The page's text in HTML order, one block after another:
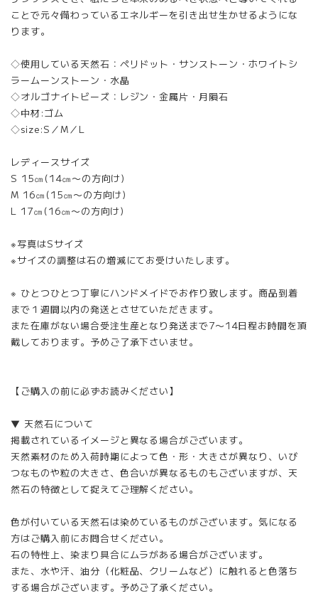
ことで元々備わっているエネルギーを引き出せ生かせるようにな
ります。
◇使用している天然石：ペリドット・サンストーン・ホワイトシ
ラームーンストーン・水晶
◇オルゴナイトビーズ：レジン・金属片・月隕石
◇中材:ゴム
◇size:S／M／L
レディースサイズ
S 15㎝(14㎝〜の方向け)
M 16㎝(15㎝〜の方向け)
L 17㎝(16㎝〜の方向け)
※写真はSサイズ
※サイズの調整は石の増減にてお受けいたします。
※ ひとつひとつ丁寧にハンドメイドでお作り致します。商品到着
まで１週間以内の発送とさせていただきます。
また在庫がない場合受注生産となり発送まで7〜14日程お時間を頂
戴しております。予めご了承下さいませ。
【ご購入の前に必ずお読みください】
▼ 天然石について
掲載されているイメージと異なる場合がございます。
天然素材のため入荷時期によって色・形・大きさが異なり、いび
つなものや粒の大きさ、色合いが異なるものもございますが、天
然石の特徴として捉えてご理解ください。
色が付いている天然石は染めているものがございます。気になる
方はご購入前にお問合せください。
石の特性上、染まり具合にムラがある場合がございます。
また、水や汗、油分（化粧品、クリームなど）に触れると色落ち
する場合がございます。予めご了承ください。